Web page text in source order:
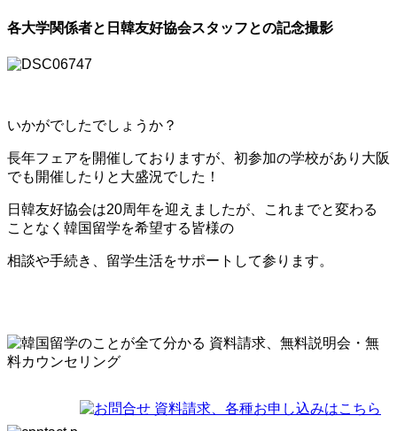
各大学関係者と日韓友好協会スタッフとの記念撮影
いかがでしたでしょうか？
長年フェアを開催しておりますが、初参加の学校があり大阪
でも開催したりと大盛況でした！
日韓友好協会は20周年を迎えましたが、これまでと変わる
ことなく韓国留学を希望する皆様の
相談や手続き、留学生活をサポートして参ります。